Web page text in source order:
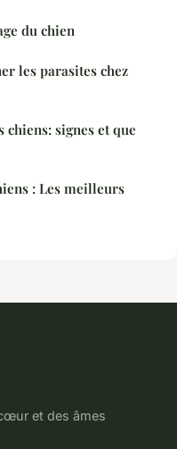
du chien
les parasites chez
chiens: signes et que
: Les meilleurs
et des âmes